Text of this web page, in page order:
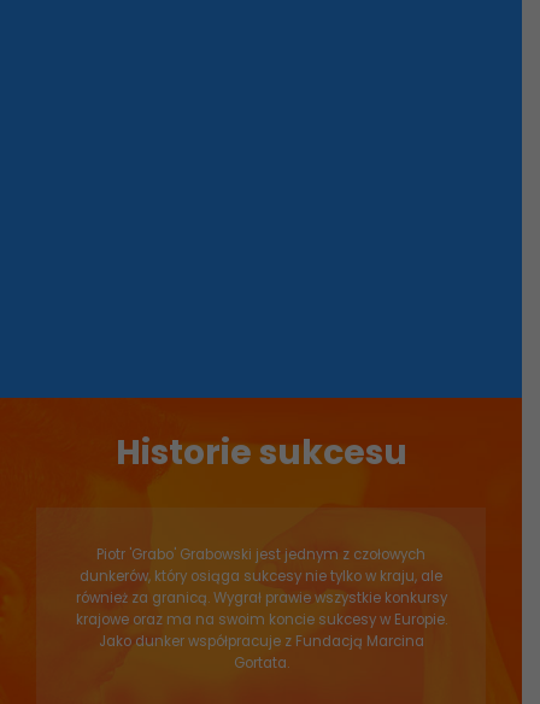
Historie sukcesu
Piotr 'Grabo' Grabowski jest jednym z czołowych
dunkerów, który osiąga sukcesy nie tylko w kraju, ale
również za granicą. Wygrał prawie wszystkie konkursy
krajowe oraz ma na swoim koncie sukcesy w Europie.
Jako dunker współpracuje z Fundacją Marcina
Gortata.